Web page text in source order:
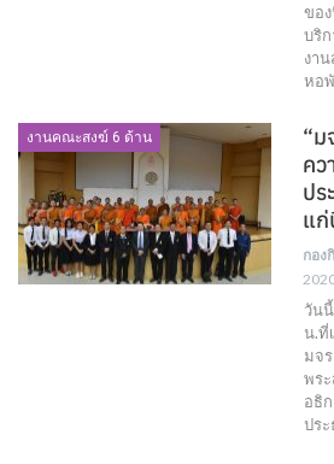
ขอ
บริ
งา
หอ
งานคณะสงฆ์ 6 ด้าน
“ม
คว
ป
แ
วัน
น.ที่
มจ
พร
อธิ
ปร